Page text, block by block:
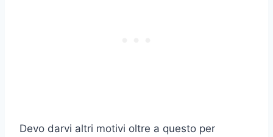
Devo darvi altri motivi oltre a questo per